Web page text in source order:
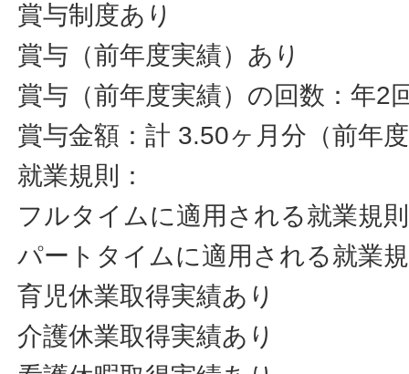
賞与制度あり
賞与（前年度実績）あり
賞与（前年度実績）の回数：年2
賞与金額：計 3.50ヶ月分（前年
就業規則：
フルタイムに適用される就業規
パートタイムに適用される就業
育児休業取得実績あり
介護休業取得実績あり